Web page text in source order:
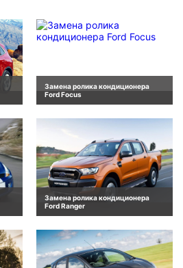
Замена ролика кондиционера
Ford Focus
Замена ролика кондиционера
Ford Ranger